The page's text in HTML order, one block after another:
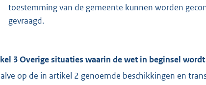
toestemming van de gemeente kunnen worden
gevraagd.
3 Overige situaties waarin de wet in beginsel
op de in artikel 2 genoemde beschikkingen en